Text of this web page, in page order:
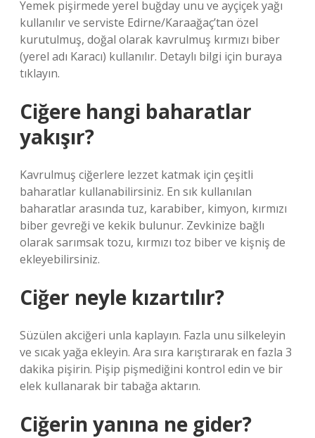
Yemek pişirmede yerel buğday unu ve ayçiçek yağı
kullanılır ve serviste Edirne/Karaağaç’tan özel
kurutulmuş, doğal olarak kavrulmuş kırmızı biber
(yerel adı Karacı) kullanılır. Detaylı bilgi için buraya
tıklayın.
Ciğere hangi baharatlar
yakışır?
Kavrulmuş ciğerlere lezzet katmak için çeşitli
baharatlar kullanabilirsiniz. En sık kullanılan
baharatlar arasında tuz, karabiber, kimyon, kırmızı
biber gevreği ve kekik bulunur. Zevkinize bağlı
olarak sarımsak tozu, kırmızı toz biber ve kişniş de
ekleyebilirsiniz.
Ciğer neyle kızartılır?
Süzülen akciğeri unla kaplayın. Fazla unu silkeleyin
ve sıcak yağa ekleyin. Ara sıra karıştırarak en fazla 3
dakika pişirin. Pişip pişmediğini kontrol edin ve bir
elek kullanarak bir tabağa aktarın.
Ciğerin yanına ne gider?